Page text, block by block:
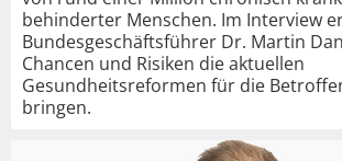
behinderter Menschen. Im Interview
Bundesgeschäftsführer Dr. Martin
Chancen und Risiken die aktuellen
Gesundheitsreformen für die
bringen.